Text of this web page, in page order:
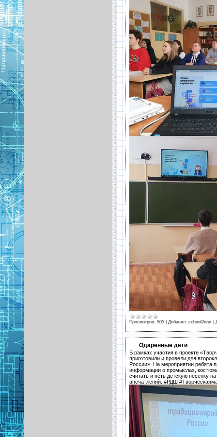
Просмотров: 505 Добавил: school2reut
Одаренные дети
В рамках участия в проекте
приготовили и провели для
России». На мероприятии ребята
информации о промыслах,
считать и петь детскую песенку
впечатлений. #РДШ